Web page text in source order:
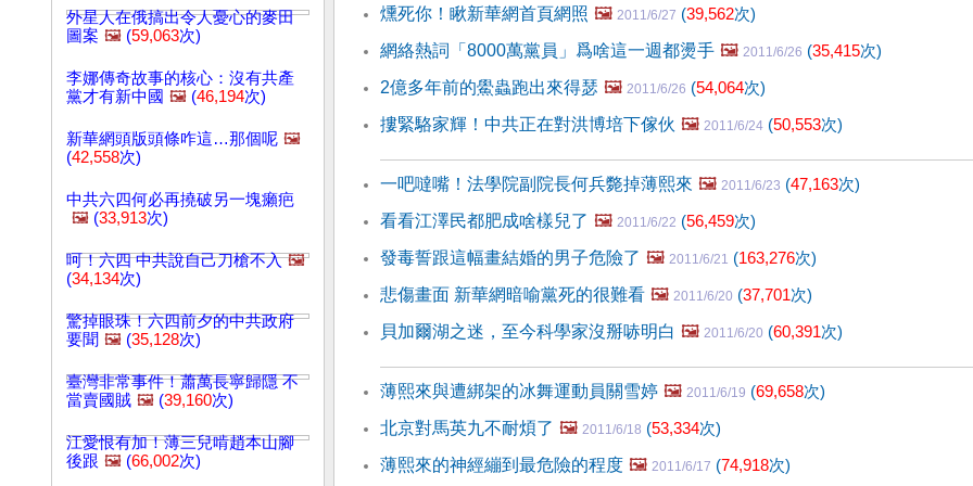
外星人在俄搞出令人憂心的麥田
圖案 🖼️ (59,063次)
李娜傳奇故事的核心：沒有共產
黨才有新中國 🖼️ (46,194次)
新華網頭版頭條咋這…那個呢 🖼️
(42,558次)
中共六四何必再撓破另一塊癩疤
🖼️ (33,913次)
呵！六四 中共說自己刀槍不入 🖼️
(34,134次)
驚掉眼珠！六四前夕的中共政府
要聞 🖼️ (35,128次)
臺灣非常事件！蕭萬長寧歸隱 不
當賣國賊 🖼️ (39,160次)
江愛恨有加！薄三兒啃趙本山腳
後跟 🖼️ (66,002次)
燻死你！瞅新華網首頁網照 🖼️ 2011/6/27 (39,562次)
網絡熱詞「8000萬黨員」爲啥這一週都燙手 🖼️ 2011/6/26 (35,415次)
2億多年前的鱟蟲跑出來得瑟 🖼️ 2011/6/26 (54,064次)
摟緊駱家輝！中共正在對洪博培下傢伙 🖼️ 2011/6/24 (50,553次)
一吧噠嘴！法學院副院長何兵斃掉薄熙來 🖼️ 2011/6/23 (47,163次)
看看江澤民都肥成啥樣兒了 🖼️ 2011/6/22 (56,459次)
發毒誓跟這幅畫結婚的男子危險了 🖼️ 2011/6/21 (163,276次)
悲傷畫面 新華網暗喻黨死的很難看 🖼️ 2011/6/20 (37,701次)
貝加爾湖之迷，至今科學家沒掰哧明白 🖼️ 2011/6/20 (60,391次)
薄熙來與遭綁架的冰舞運動員關雪婷 🖼️ 2011/6/19 (69,658次)
北京對馬英九不耐煩了 🖼️ 2011/6/18 (53,334次)
薄熙來的神經繃到最危險的程度 🖼️ 2011/6/17 (74,918次)